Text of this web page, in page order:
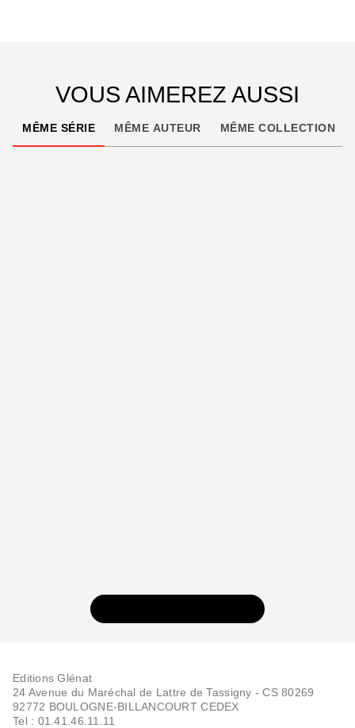
VOUS AIMEREZ AUSSI
MÊME SÉRIE MÊME AUTEUR MÊME COLLECTION
Blue Giant Momentum -
Shinichi Ishizuka
Editions Glénat
24 Avenue du Maréchal de Lattre de Tassigny - CS 80269
92772 BOULOGNE-BILLANCOURT CEDEX
Tel : 01.41.46.11.11